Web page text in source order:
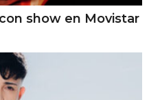
show en Movistar